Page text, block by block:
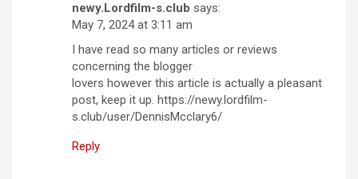
newy.Lordfilm-s.club says:
May 7, 2024 at 3:11 am
I have read so many articles or reviews
concerning the blogger
lovers however this article is actually a pleasant
post, keep it up. https://newy.lordfilm-
s.club/user/DennisMcclary6/
Reply